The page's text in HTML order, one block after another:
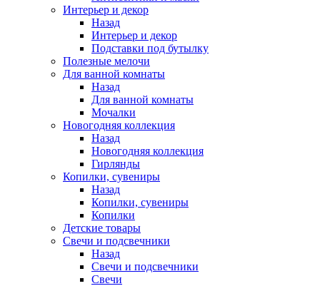
Интерьер и декор
Назад
Интерьер и декор
Подставки под бутылку
Полезные мелочи
Для ванной комнаты
Назад
Для ванной комнаты
Мочалки
Новогодняя коллекция
Назад
Новогодняя коллекция
Гирлянды
Копилки, сувениры
Назад
Копилки, сувениры
Копилки
Детские товары
Свечи и подсвечники
Назад
Свечи и подсвечники
Свечи